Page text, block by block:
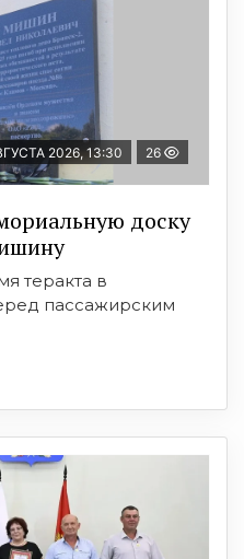
2026, 13:30 26
доску
теракта в
пассажирским